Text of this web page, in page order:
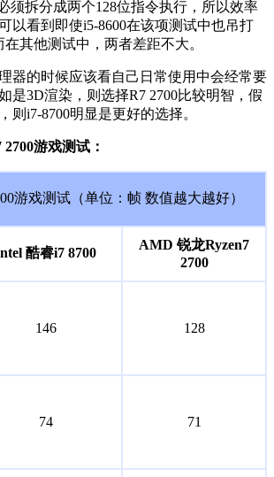
须拆分成两个128位指令执行，所以效率
以看到即使i5-8600在该项测试中也吊打
在其他测试中，两者差距不大。
器的时候应该看自己日常使用中会经常要
是3D渲染，则选择R7 2700比较明智，假
则i7-8700明显是更好的选择。
2700游戏测试：
游戏测试（单位：帧 数值越大越好）
酷睿i7 8700
AMD 锐龙Ryzen7
2700
146 128
74 71